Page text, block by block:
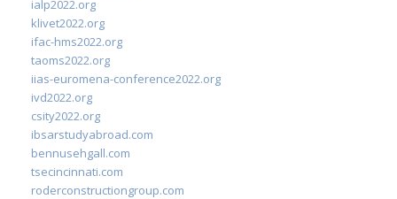
ialp2022.org
klivet2022.org
ifac-hms2022.org
taoms2022.org
iias-euromena-conference2022.org
ivd2022.org
csity2022.org
ibsarstudyabroad.com
bennusehgall.com
tsecincinnati.com
roderconstructiongroup.com